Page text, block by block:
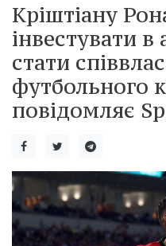
Кріштіану
інвестувати в
стати
футбольного
повідомляє